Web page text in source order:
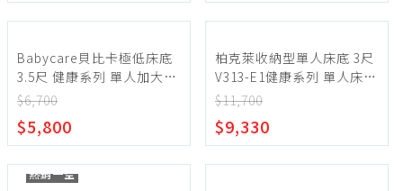
Babycare貝比卡極低床底
3.5尺 健康系列 單人加大、
單人床架、單人床台
$6,700
$5,800
柏克萊收納型單人床底 3尺
V313-E1健康系列 單人床、
單人床架、單人床台
【myhome8居家無限】
$11,700
$9,330
熱銷一空